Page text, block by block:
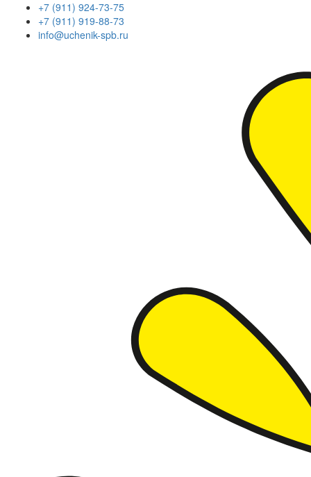
+7 (911) 924-73-75
+7 (911) 919-88-73
info@uchenik-spb.ru